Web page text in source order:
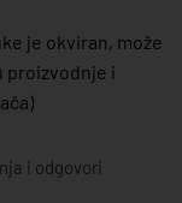
je okviran, može
proizvodnje i
i odgovori